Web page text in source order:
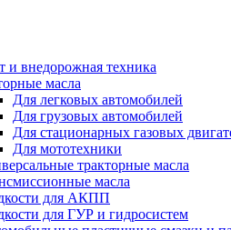
и внедорожная техника
масла
Для легковых автомобилей
Для грузовых автомобилей
Для стационарных газовых
Для мототехники
тракторные масла
масла
для АКПП
для ГУР и гидросистем